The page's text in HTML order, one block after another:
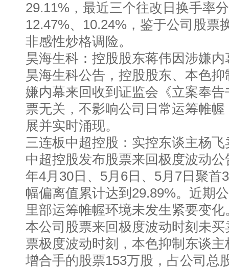
29.11%，最近三个往改日换手率
12.47%、10.24%，鉴于公司股票
非感性炒格调险。
昊海生科：控股股东蒋伟因涉嫌
昊海生科公告，控股股东、本色
嫌内幕来回收到证监会《立案奉
票无关，不影响公司日常运筹帷
展并实时涌现。
三连板中超控股：实控东谈主杨
中超控股发布股票来回极度波动
年4月30日、5月6日、5月7日聚首
幅偏离值累计达到29.89%。近期
里部运筹帷幄环境未发生紧要变
本公司股票来回极度波动时刻未
票极度波动时刻，本色抑制东谈
增合手的股票153万股，占公司总